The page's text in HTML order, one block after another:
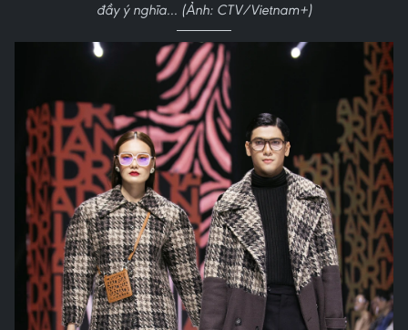
đầy ý nghĩa... (Ảnh: CTV/Vietnam+)